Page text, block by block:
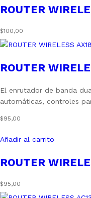
ROUTER
$100,00
ROUTER
El enrutador de banda
automáticas, controles
$95,00
Añadir al carrito
ROUTER
$95,00